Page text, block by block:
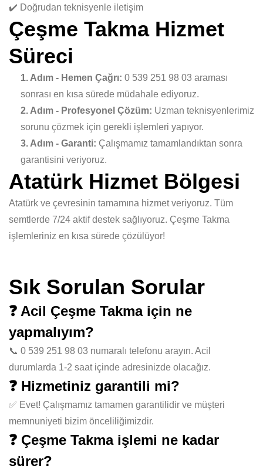
✔️ Doğrudan teknisyenle iletişim
Çeşme Takma Hizmet
Süreci
1. Adım - Hemen Çağrı: 0 539 251 98 03 araması
sonrası en kısa sürede müdahale ediyoruz.
2. Adım - Profesyonel Çözüm: Uzman teknisyenlerimiz
sorunu çözmek için gerekli işlemleri yapıyor.
3. Adım - Garanti: Çalışmamız tamamlandıktan sonra
garantisini veriyoruz.
Atatürk Hizmet Bölgesi
Atatürk ve çevresinin tamamına hizmet veriyoruz. Tüm
semtlerde 7/24 aktif destek sağlıyoruz. Çeşme Takma
işlemleriniz en kısa sürede çözülüyor!
Sık Sorulan Sorular
❓ Acil Çeşme Takma için ne
yapmalıyım?
📞 0 539 251 98 03 numaralı telefonu arayın. Acil
durumlarda 1-2 saat içinde adresinizde olacağız.
❓ Hizmetiniz garantili mi?
✅ Evet! Çalışmamız tamamen garantilidir ve müşteri
memnuniyeti bizim önceliliğimizdir.
❓ Çeşme Takma işlemi ne kadar
sürer?